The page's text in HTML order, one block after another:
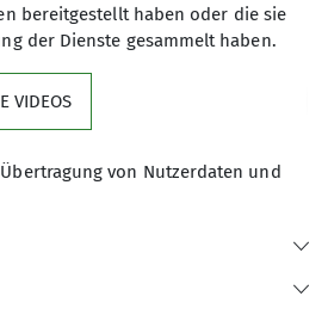
Inklusions-
K5
bereitgestellt haben oder die sie
der Dienste gesammelt haben.
VIDEOS
von Nutzerdaten und